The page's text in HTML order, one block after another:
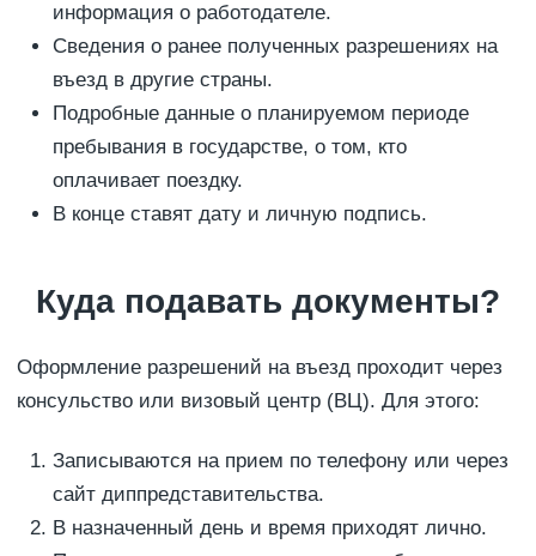
информация о работодателе.
Сведения о ранее полученных разрешениях на
въезд в другие страны.
Подробные данные о планируемом периоде
пребывания в государстве, о том, кто
оплачивает поездку.
В конце ставят дату и личную подпись.
Куда подавать документы?
Оформление разрешений на въезд проходит через
консульство или визовый центр (ВЦ). Для этого:
Записываются на прием по телефону или через
сайт диппредставительства.
В назначенный день и время приходят лично.